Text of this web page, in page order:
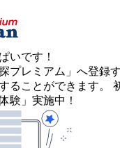
いです！
プレミアム」へ登録
ることができます。
験」実施中！